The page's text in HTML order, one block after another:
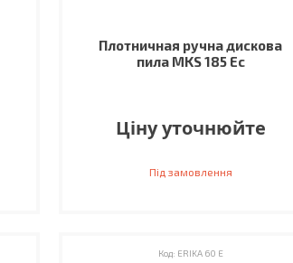
Плотничная ручна дискова
пила MKS 185 Ec
Ціну уточнюйте
Під замовлення
ЕRIKA 60 E